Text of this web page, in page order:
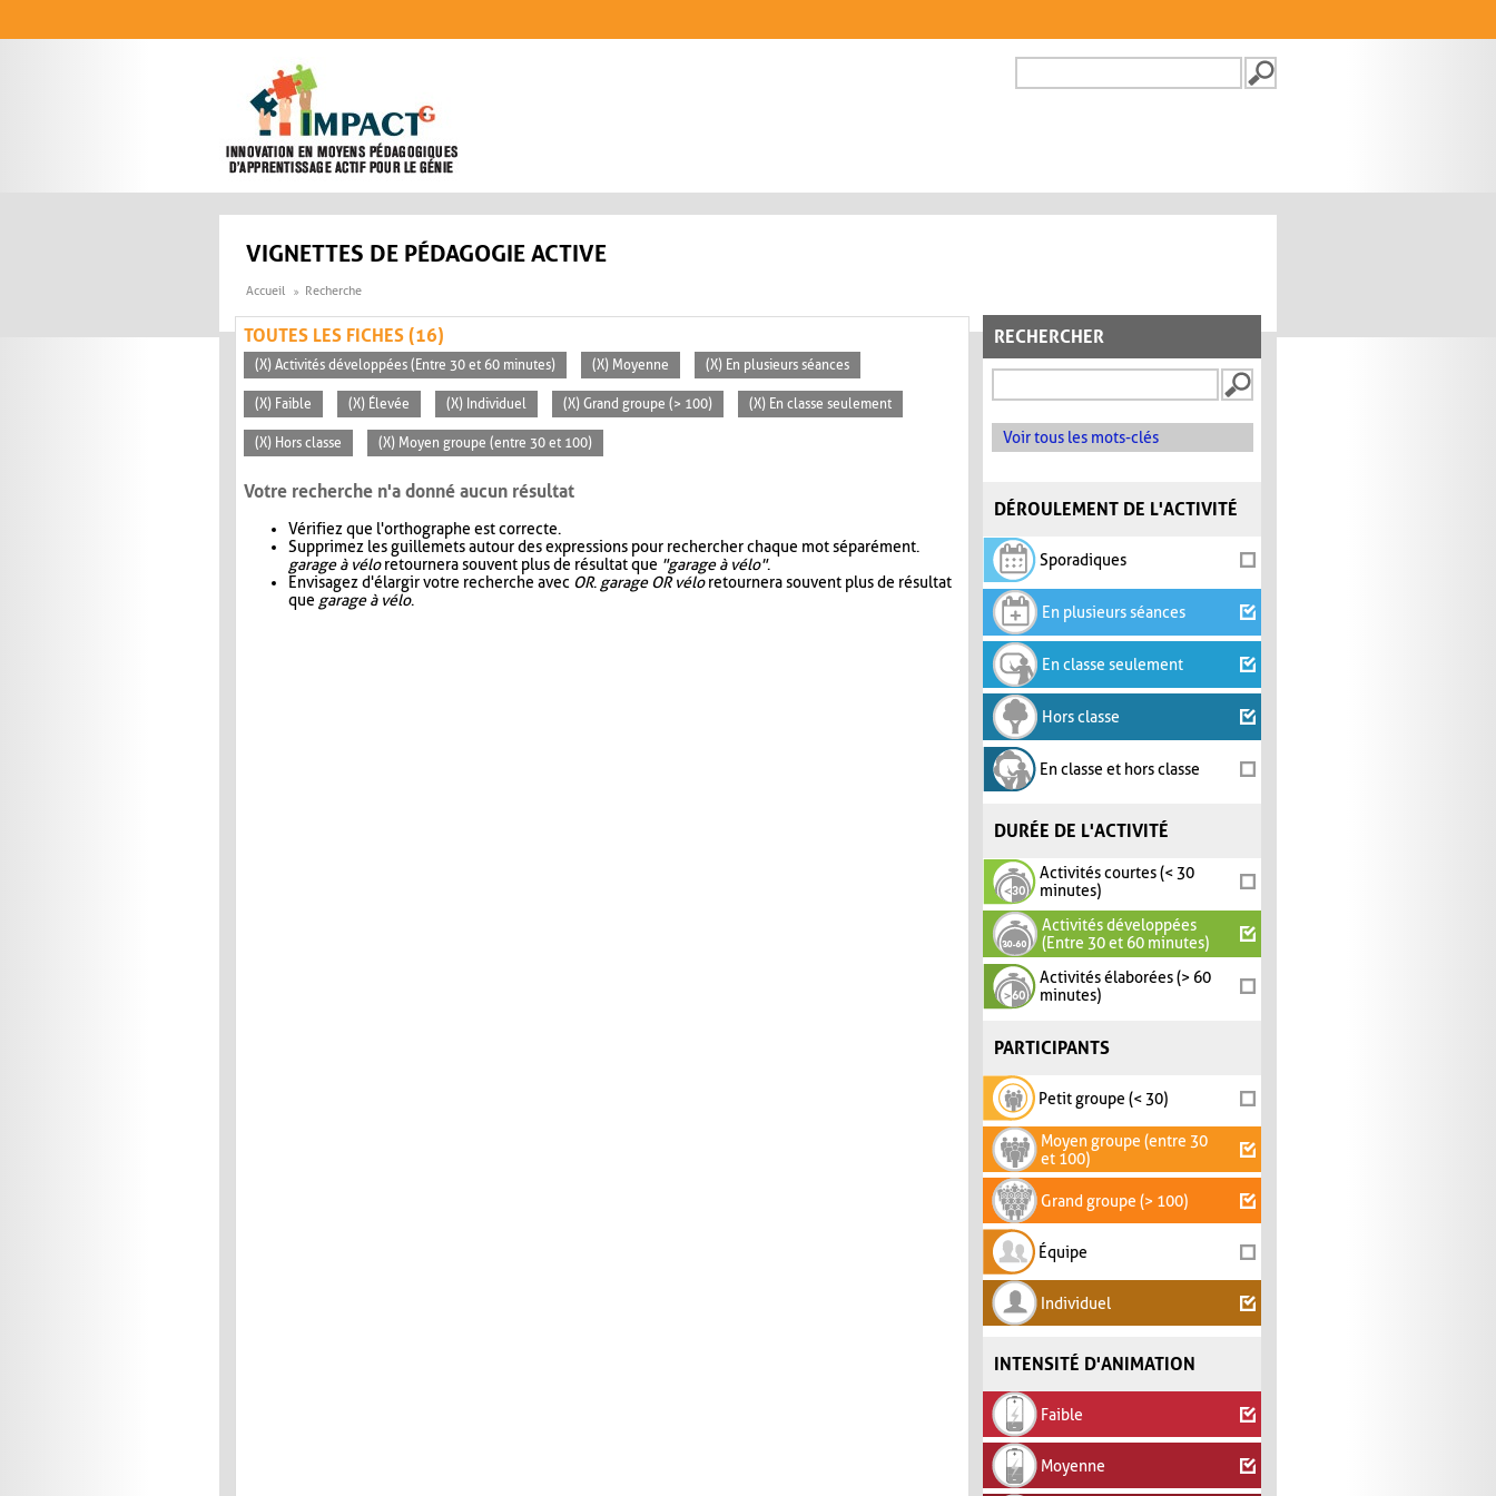
FORMULAIRE DE
VIGNETTES DE PÉDAGOGIE ACTIVE
Accueil Recherche
RECHERCHER
Voir tous les mots-clés
DÉROULEMENT DE L'ACTIVITÉ
Sporadiques
En plusieurs séances
En classe seulement
Hors classe
En classe et hors classe
DURÉE DE L'ACTIVITÉ
Activités courtes (< 30
minutes)
Activités développées
(Entre 30 et 60 minutes)
Activités élaborées (> 60
minutes)
PARTICIPANTS
Petit groupe (< 30)
Moyen groupe (entre 30
et 100)
Grand groupe (> 100)
Équipe
Individuel
INTENSITÉ D'ANIMATION
Faible
Moyenne
TOUTES LES FICHES (16)
(X) Activités développées (Entre 30 et 60 minutes) (X) Moyenne (X) En plusieurs séances
(X) Faible (X) Élevée (X) Individuel (X) Grand groupe (> 100) (X) En classe seulement
(X) Hors classe (X) Moyen groupe (entre 30 et 100)
Votre recherche n'a donné aucun résultat
Vérifiez que l'orthographe est correcte.
Supprimez les guillemets autour des expressions pour rechercher chaque mot séparément.
garage à véloretournera souvent plus de résultat que "garage à vélo".
Envisagez d'élargir votre recherche avec OR. garage OR véloretournera souvent plus de résultat
que garage à vélo.